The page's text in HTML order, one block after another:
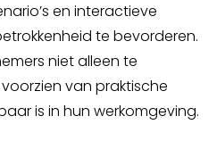
en interactieve
te bevorderen.
niet alleen te
van praktische
is in hun werkomgeving.